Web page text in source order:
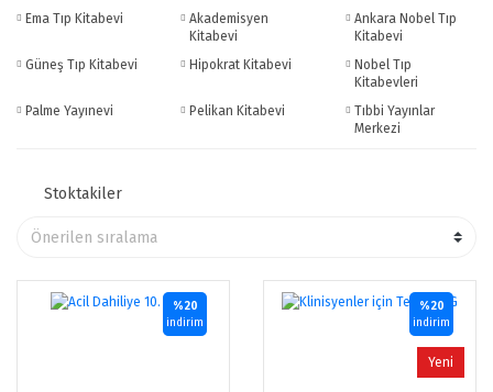
Ema Tıp Kitabevi
Akademisyen
Kitabevi
Ankara Nobel Tıp
Kitabevi
Güneş Tıp Kitabevi
Hipokrat Kitabevi
Nobel Tıp
Kitabevleri
Palme Yayınevi
Pelikan Kitabevi
Tıbbi Yayınlar
Merkezi
Stoktakiler
%20
indirim
Yeni
%20
indirim